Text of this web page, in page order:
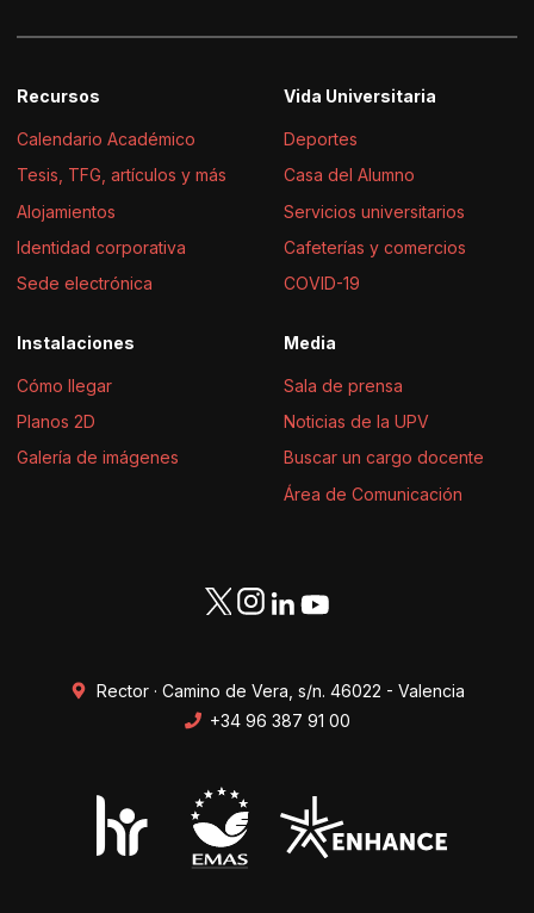
Recursos
Calendario Académico
Tesis, TFG, artículos y más
Alojamientos
Identidad corporativa
Sede electrónica
Vida Universitaria
Deportes
Casa del Alumno
Servicios universitarios
Cafeterías y comercios
COVID-19
Instalaciones
Cómo llegar
Planos 2D
Galería de imágenes
Media
Sala de prensa
Noticias de la UPV
Buscar un cargo docente
Área de Comunicación
Rector · Camino de Vera, s/n. 46022 - Valencia
+34 96 387 91 00